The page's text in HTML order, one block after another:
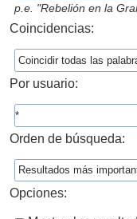
p.e. "Rebelión en la
Coincidencias:
Por usuario:
Orden de búsqueda:
Opciones: